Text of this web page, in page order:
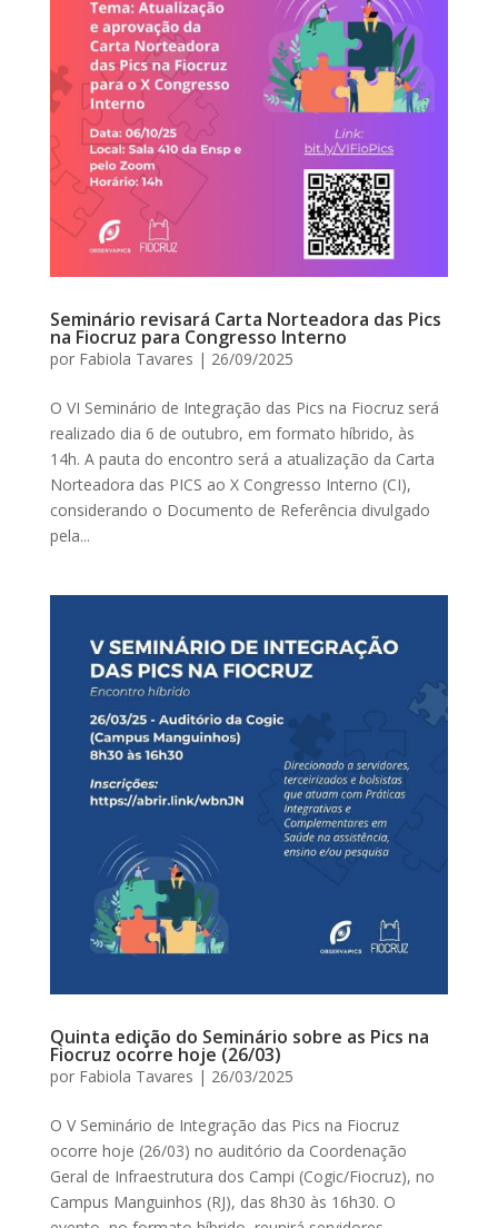
Seminário revisará Carta Norteadora das Pics
na Fiocruz para Congresso Interno
por Fabiola Tavares | 26/09/2025
O VI Seminário de Integração das Pics na Fiocruz será
realizado dia 6 de outubro, em formato híbrido, às
14h. A pauta do encontro será a atualização da Carta
Norteadora das PICS ao X Congresso Interno (CI),
considerando o Documento de Referência divulgado
pela...
Quinta edição do Seminário sobre as Pics na
Fiocruz ocorre hoje (26/03)
por Fabiola Tavares | 26/03/2025
O V Seminário de Integração das Pics na Fiocruz
ocorre hoje (26/03) no auditório da Coordenação
Geral de Infraestrutura dos Campi (Cogic/Fiocruz), no
Campus Manguinhos (RJ), das 8h30 às 16h30. O